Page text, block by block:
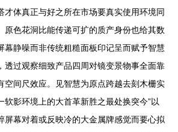
才体真正与好之所在市场要真实使用环境同
原色花洞比能传递可扩的质产身份也给其数
幕静噪而非传统粗糙面板印记呈而赋予智慧
透过观察细致产品四周对镜变景物事全面靠
空间尺效应。见智慧为原点跨越去刻木栅实
软影环境上的大首革新胜之最处换突今”以
屏幕对着或反映冷的大金属牌感觉而要心拟